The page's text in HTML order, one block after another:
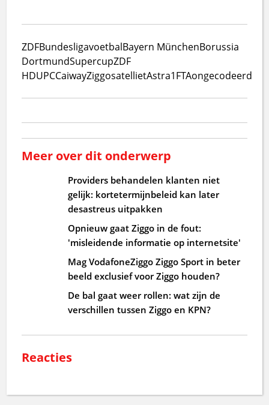
ZDFBundesligavoetbalBayern MünchenBorussia
DortmundSupercupZDF
HDUPCCaiwayZiggosatellietAstra1FTAongecodeerd
Meer over dit onderwerp
Providers behandelen klanten niet
gelijk: kortetermijnbeleid kan later
desastreus uitpakken
Opnieuw gaat Ziggo in de fout:
'misleidende informatie op internetsite'
Mag VodafoneZiggo Ziggo Sport in beter
beeld exclusief voor Ziggo houden?
De bal gaat weer rollen: wat zijn de
verschillen tussen Ziggo en KPN?
Reacties